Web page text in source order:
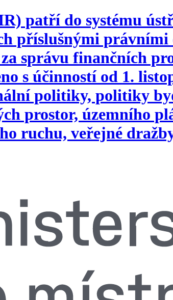
patří do systému
příslušnými
správu finančních
s účinností od 1.
politiky, politiky
prostor, územního
ruchu, veřejné